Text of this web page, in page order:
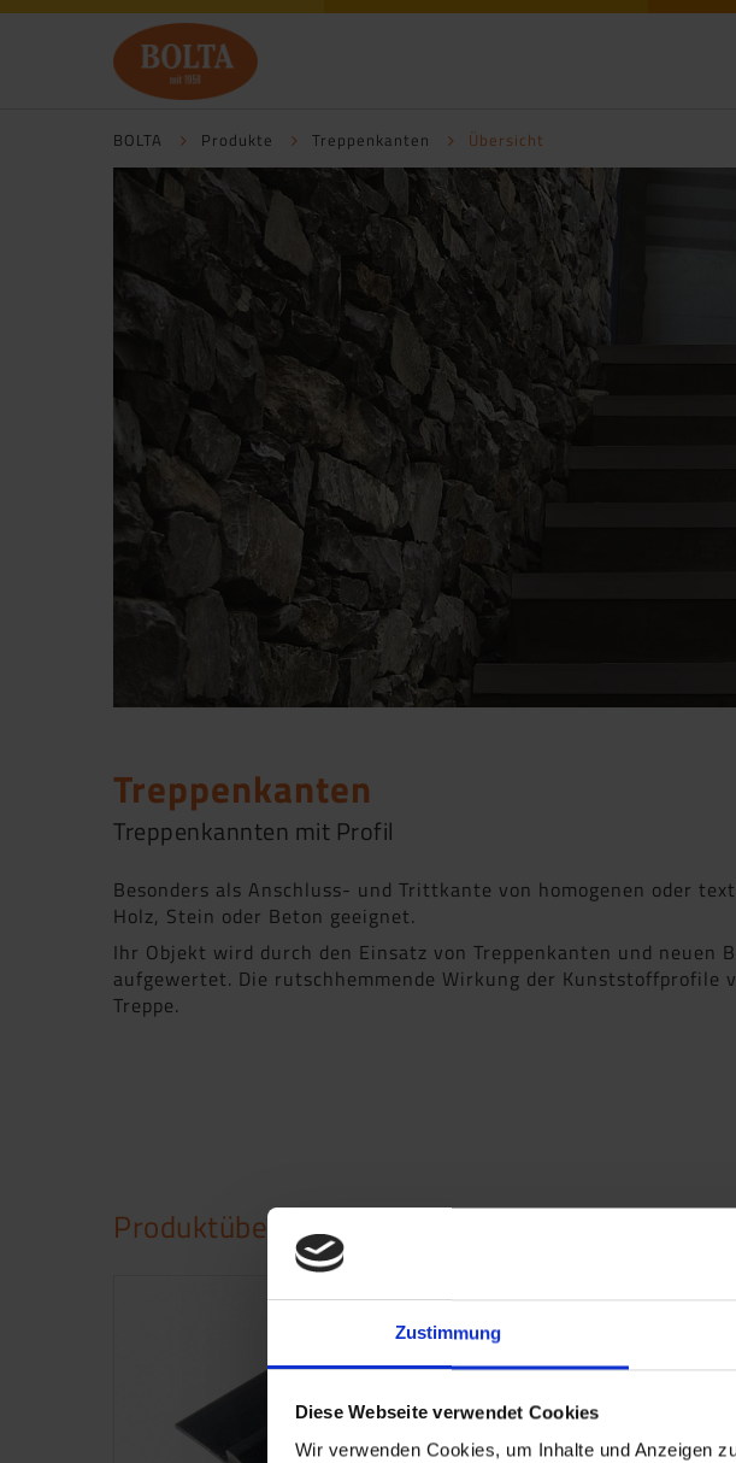
Zustimmung
Diese Webseite verwendet Cookies
Wir verwenden Cookies, um Inhalte und Anzeigen
BOLTA Produkte Treppenkanten Übersicht
Treppenkanten
Treppenkannten mit Profil
Besonders als Anschluss- und Trittkante von homogenen oder
Holz, Stein oder Beton geeignet.
Ihr Objekt wird durch den Einsatz von Treppenkanten und neuen
aufgewertet. Die rutschhemmende Wirkung der Kunststoffprofile
Treppe.
Produktübersicht